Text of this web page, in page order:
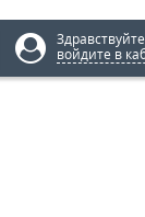
войдите в